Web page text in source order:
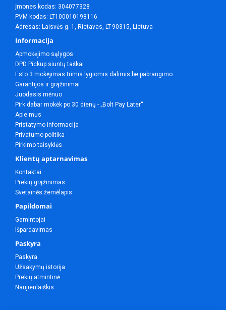
Įmones kodas: 304077328
PVM kodas: LT100010198116
Adresas: Laisvės g. 1, Rietavas, LT-90315, Lietuva
Informacija
Apmokėjimo sąlygos
DPD Pickup siuntų taškai
Esto 3 mokėjimas trimis lygiomis dalimis be pabrangimo
Garantijos ir grąžinimai
Juodasis mėnuo
Pirk dabar mokėk po 30 dienų - „Bolt Pay Later“
Apie mus
Pristatymo informacija
Privatumo politika
Pirkimo taisyklės
Klientų aptarnavimas
Kontaktai
Prekių grąžinimas
Svetainės žemėlapis
Papildomai
Gamintojai
Išpardavimas
Paskyra
Paskyra
Užsakymų istorija
Prekių atmintinė
Naujienlaiškis